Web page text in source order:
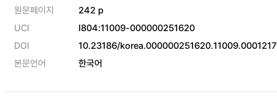
원문페이지
242 p
UCI
I804:11009-000000251620
DOI
10.23186/korea.000000251620.11009.0001217
본문언어
한국어